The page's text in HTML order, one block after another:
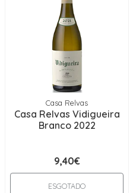
Casa Relvas
Casa Relvas Vidigueira
Branco 2022
9,40€
ESGOTADO